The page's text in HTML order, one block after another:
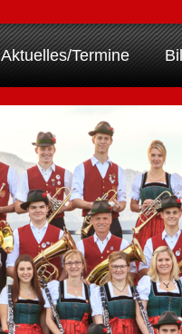
Aktuelles/Termine